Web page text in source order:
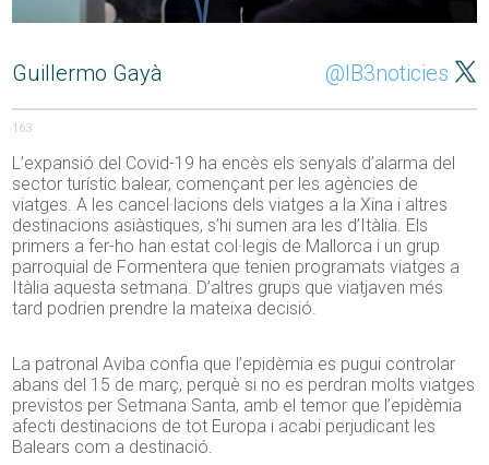
Guillermo Gayà @IB3noticies
163
L’expansió del Covid-19 ha encès els senyals d’alarma del
sector turístic balear, començant per les agències de
viatges. A les cancel·lacions dels viatges a la Xina i altres
destinacions asiàstiques, s’hi sumen ara les d’Itàlia. Els
primers a fer-ho han estat col·legis de Mallorca i un grup
parroquial de Formentera que tenien programats viatges a
Itàlia aquesta setmana. D’altres grups que viatjaven més
tard podrien prendre la mateixa decisió.
La patronal Aviba confia que l’epidèmia es pugui controlar
abans del 15 de març, perquè si no es perdran molts viatges
previstos per Setmana Santa, amb el temor que l’epidèmia
afecti destinacions de tot Europa i acabi perjudicant les
Balears com a destinació.